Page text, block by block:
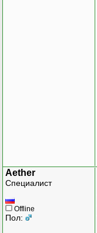
Aether
Специалист
Offline
Пол: